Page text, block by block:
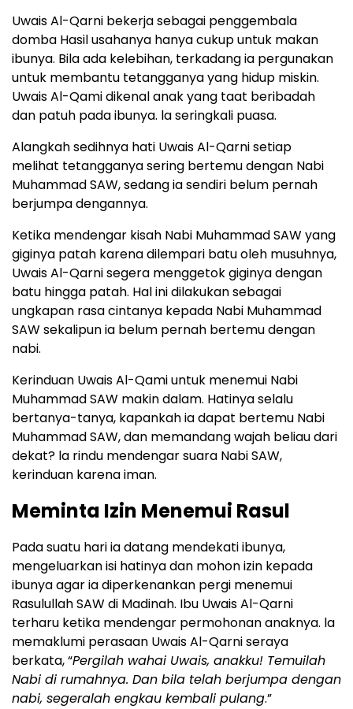
Uwais Al-Qarni bekerja sebagai penggembala
domba Hasil usahanya hanya cukup untuk makan
ibunya. Bila ada kelebihan, terkadang ia pergunakan
untuk membantu tetangganya yang hidup miskin.
Uwais Al-Qami dikenal anak yang taat beribadah
dan patuh pada ibunya. la seringkali puasa.
Alangkah sedihnya hati Uwais Al-Qarni setiap
melihat tetangganya sering bertemu dengan Nabi
Muhammad SAW, sedang ia sendiri belum pernah
berjumpa dengannya.
Ketika mendengar kisah Nabi Muhammad SAW yang
giginya patah karena dilempari batu oleh musuhnya,
Uwais Al-Qarni segera menggetok giginya dengan
batu hingga patah. Hal ini dilakukan sebagai
ungkapan rasa cintanya kepada Nabi Muhammad
SAW sekalipun ia belum pernah bertemu dengan
nabi.
Kerinduan Uwais Al-Qami untuk menemui Nabi
Muhammad SAW makin dalam. Hatinya selalu
bertanya-tanya, kapankah ia dapat bertemu Nabi
Muhammad SAW, dan memandang wajah beliau dari
dekat? la rindu mendengar suara Nabi SAW,
kerinduan karena iman.
Meminta Izin Menemui Rasul
Pada suatu hari ia datang mendekati ibunya,
mengeluarkan isi hatinya dan mohon izin kepada
ibunya agar ia diperkenankan pergi menemui
Rasulullah SAW di Madinah. Ibu Uwais Al-Qarni
terharu ketika mendengar permohonan anaknya. la
memaklumi perasaan Uwais Al-Qarni seraya
berkata, “Pergilah wahai Uwais, anakku! Temuilah
Nabi di rumahnya. Dan bila telah berjumpa dengan
nabi, segeralah engkau kembali pulang.”